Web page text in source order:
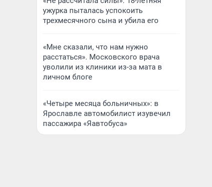
ужурка пыталась успокоить
трехмесячного сына и убила его
«Мне сказали, что нам нужно
расстаться». Московского врача
уволили из клиники из-за мата в
личном блоге
«Четыре месяца больничных»: в
Ярославле автомобилист изувечил
пассажира «Яавтобуса»